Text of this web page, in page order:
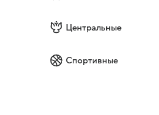
Центральные
Спортивные